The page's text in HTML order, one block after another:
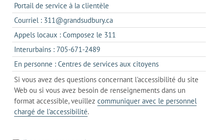
Portail de service à la clientèle
dans
un
nouvel
Courriel : 311@grandsudbury.cas'ouvre
dans
votre
de
messagerie
Appels locaux : Composez le 311
dans
un
client
de
votre
téléphone
Interurbains : 705-671-2489s'ouvre
dans
un
client
de
votre
En personne : Centres de services aux citoyenss'ouvre
dans
l'onglet
actuel
Si vous avez des questions concernant l'accessibilité du site
Web ou si vous avez besoin de renseignements dans un
format accessible, veuillez communiquer avec le personnel
chargé de l'accessibilité.